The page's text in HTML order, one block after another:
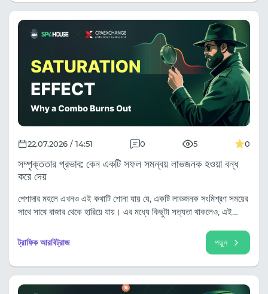
22.07.2026 / 14:51 0 5 0
সম্পৃক্ততার প্রভাব: কেন একটি সফল সমন্বয় লাভজনক হওয়া বন্ধ
করে দেয়
পেশাদার মহলে এখনও এই কথাটি শোনা যায় যে, একটি লাভজনক সংমিশ্রণ সময়ের
সাথে সাথে বাজার থেকে হারিয়ে যায়। এর মধ্যে কিছুটা সত্যতা থাকলেও, এই
ট্রাফিক আরবিট্রাজ পড়ুন